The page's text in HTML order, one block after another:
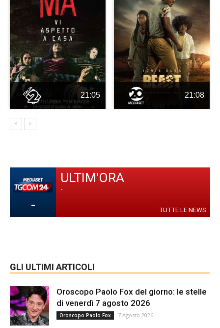
21:05 21:08
-
ULTIM'ORA
-
TUTTE LE NEWS
GLI ULTIMI ARTICOLI
Oroscopo Paolo Fox del giorno: le stelle
di venerdì 7 agosto 2026
Oroscopo Paolo Fox 7 Agosto 2026